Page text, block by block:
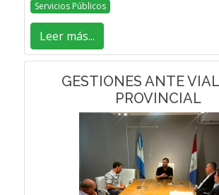
Servicios Públicos
Leer más...
GESTIONES ANTE
PROVINCIAL